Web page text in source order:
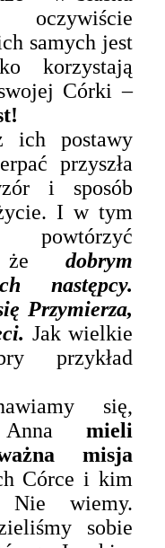
samych jest
korzystają
Córki –
ich postawy
przyszła
i sposób
I w tym
żedobrym
następcy.
Przymierza,
Jak wielkie
przykład
się,
Annamieli
misja
Córce i kim
wiemy.
sobie